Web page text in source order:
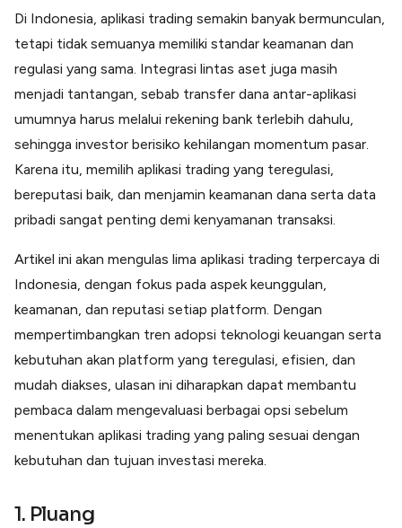
Di Indonesia, aplikasi trading semakin banyak bermunculan,
tetapi tidak semuanya memiliki standar keamanan dan
regulasi yang sama. Integrasi lintas aset juga masih
menjadi tantangan, sebab transfer dana antar-aplikasi
umumnya harus melalui rekening bank terlebih dahulu,
sehingga investor berisiko kehilangan momentum pasar.
Karena itu, memilih aplikasi trading yang teregulasi,
bereputasi baik, dan menjamin keamanan dana serta data
pribadi sangat penting demi kenyamanan transaksi.
Artikel ini akan mengulas lima aplikasi trading terpercaya di
Indonesia, dengan fokus pada aspek keunggulan,
keamanan, dan reputasi setiap platform. Dengan
mempertimbangkan tren adopsi teknologi keuangan serta
kebutuhan akan platform yang teregulasi, efisien, dan
mudah diakses, ulasan ini diharapkan dapat membantu
pembaca dalam mengevaluasi berbagai opsi sebelum
menentukan aplikasi trading yang paling sesuai dengan
kebutuhan dan tujuan investasi mereka.
1. Pluang